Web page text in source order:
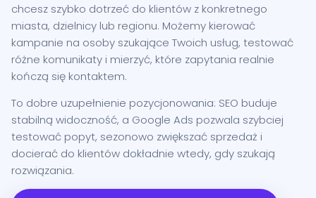
chcesz szybko dotrzeć do klientów z konkretnego
miasta, dzielnicy lub regionu. Możemy kierować
kampanie na osoby szukające Twoich usług, testować
różne komunikaty i mierzyć, które zapytania realnie
kończą się kontaktem.
To dobre uzupełnienie pozycjonowania: SEO buduje
stabilną widoczność, a Google Ads pozwala szybciej
testować popyt, sezonowo zwiększać sprzedaż i
docierać do klientów dokładnie wtedy, gdy szukają
rozwiązania.